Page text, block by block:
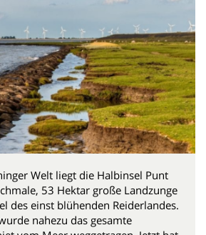
Welt liegt die Halbinsel Punt
53 Hektar große Landzunge
des einst blühenden Reiderlandes.
nahezu das gesamte